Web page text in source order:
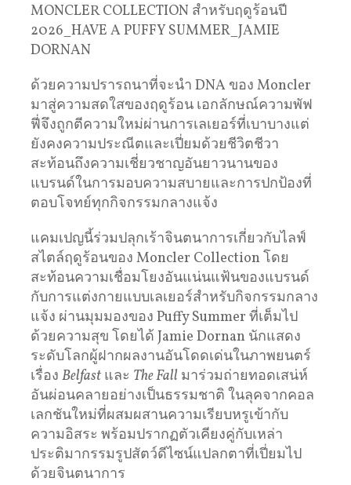
MONCLER COLLECTION สำหรับฤดูร้อนปี
2026_HAVE A PUFFY SUMMER_JAMIE
DORNAN
ด้วยความปรารถนาที่จะนำ DNA ของ Moncler
มาสู่ความสดใสของฤดูร้อน เอกลักษณ์ความพัฟ
ฟี่จึงถูกตีความใหม่ผ่านการเลเยอร์ที่เบาบางแต่
ยังคงความประณีตและเปี่ยมด้วยชีวิตชีวา
สะท้อนถึงความเชี่ยวชาญอันยาวนานของ
แบรนด์ในการมอบความสบายและการปกป้องที่
ตอบโจทย์ทุกกิจกรรมกลางแจ้ง
แคมเปญนี้ร่วมปลุกเร้าจินตนาการเกี่ยวกับไลฟ์
สไตล์ฤดูร้อนของ Moncler Collection โดย
สะท้อนความเชื่อมโยงอันแน่นแฟ้นของแบรนด์
กับการแต่งกายแบบเลเยอร์สำหรับกิจกรรมกลาง
แจ้ง ผ่านมุมมองของ Puffy Summer ที่เต็มไป
ด้วยความสุข โดยได้ Jamie Dornan นักแสดง
ระดับโลกผู้ฝากผลงานอันโดดเด่นในภาพยนตร์
เรื่อง Belfast และ The Fall มาร่วมถ่ายทอดเสน่ห์
อันผ่อนคลายอย่างเป็นธรรมชาติ ในลุคจากคอล
เลกชันใหม่ที่ผสมผสานความเรียบหรูเข้ากับ
ความอิสระ พร้อมปรากฏตัวเคียงคู่กับเหล่า
ประติมากรรมรูปสัตว์ดีไซน์แปลกตาที่เปี่ยมไป
ด้วยจินตนาการ